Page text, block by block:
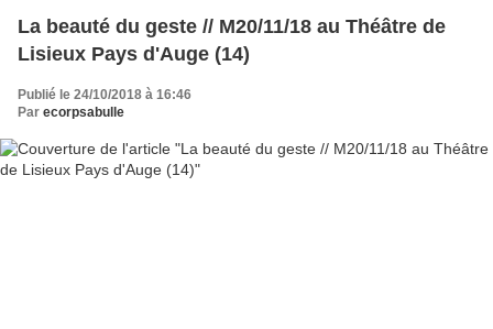
La beauté du geste // M20/11/18 au Théâtre de
Lisieux Pays d'Auge (14)
Publié le 24/10/2018 à 16:46
Par ecorpsabulle